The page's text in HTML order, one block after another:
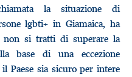
la situazione di
lgbti+ in Giamaica, ha
non si tratti di superare la
base di una eccezione
Paese sia sicuro per intere